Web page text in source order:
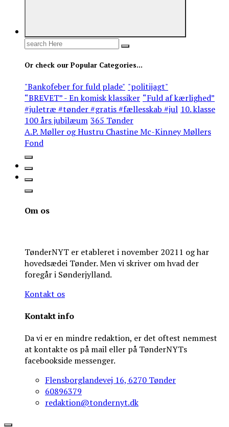
Search
Or check our Popular Categories...
"Bankofeber for fuld plade" "politijagt"
“BREVET” - En komisk klassiker “Fuld af kærlighed”
#juletræ #tønder #gratis #fællesskab #jul 10. klasse
100 års jubilæum 365 Tønder
A.P. Møller og Hustru Chastine Mc-Kinney Møllers
Fond
Om os
TønderNYT er etableret i november 20211 og har
hovedsædei Tønder. Men vi skriver om hvad der
foregår i Sønderjylland.
Kontakt os
Kontakt info
Da vi er en mindre redaktion, er det oftest nemmest
at kontakte os på mail eller på TønderNYTs
facebookside messenger.
Flensborglandevej 16, 6270 Tønder
60896379
redaktion@tondernyt.dk